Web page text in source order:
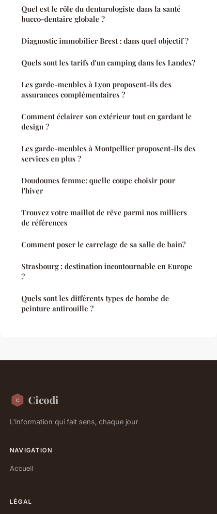
Quel est le rôle du denturologiste dans la santé
bucco-dentaire globale ?
Diagnostic immobilier Brest : dans quel objectif ?
Quels sont les tarifs d'un camping dans les Landes?
Les garde-meubles à Lyon proposent-ils des
assurances complémentaires ?
Comment éclairer son extérieur tout en gardant le
design ?
Les garde-meubles à Montpellier proposent-ils des
services en plus ?
Doudounes femme: quelle coupe choisir pour
l'hiver
Trouvez votre maillot de rêve parmi nos milliers
de références
Comment poser le carrelage de sa salle de bain?
Strasbourg : destination incontournable en Europe
?
Quels sont les différents types de bombe de
peinture antirouille ?
Cicodi
L'information qui fait sens, chaque jour
NAVIGATION
Accueil
LÉGAL